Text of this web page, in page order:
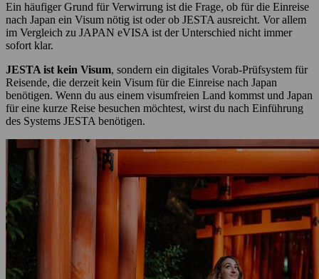
Ein häufiger Grund für Verwirrung ist die Frage, ob für die Einreise
nach Japan ein Visum nötig ist oder ob JESTA ausreicht. Vor allem
im Vergleich zu JAPAN eVISA ist der Unterschied nicht immer
sofort klar.
JESTA ist kein Visum, sondern ein digitales Vorab-Prüfsystem für
Reisende, die derzeit kein Visum für die Einreise nach Japan
benötigen. Wenn du aus einem visumfreien Land kommst und Japan
für eine kurze Reise besuchen möchtest, wirst du nach Einführung
des Systems JESTA benötigen.